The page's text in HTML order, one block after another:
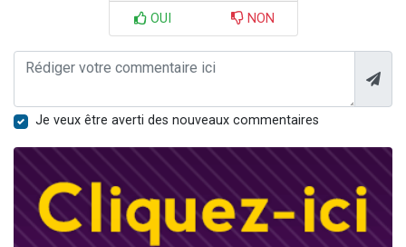
OUI NON
Je veux être averti des nouveaux commentaires